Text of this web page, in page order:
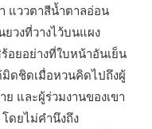
แววตาสีน้ำตาลอ่อน
วงที่วางไว้บนแผง
อยอย่างที่ใบหน้าอันเย็น
ดชิดเมื่อหวนคิดไปถึงผู้
ย และผู้ร่วมงานของเขา
ดยไม่คำนึงถึง